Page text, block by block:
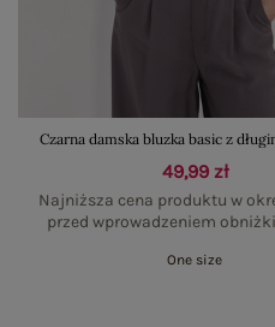
Czarna damska bluzka basic z
49,99 zł
Najniższa cena produktu w
przed wprowadzeniem
One size